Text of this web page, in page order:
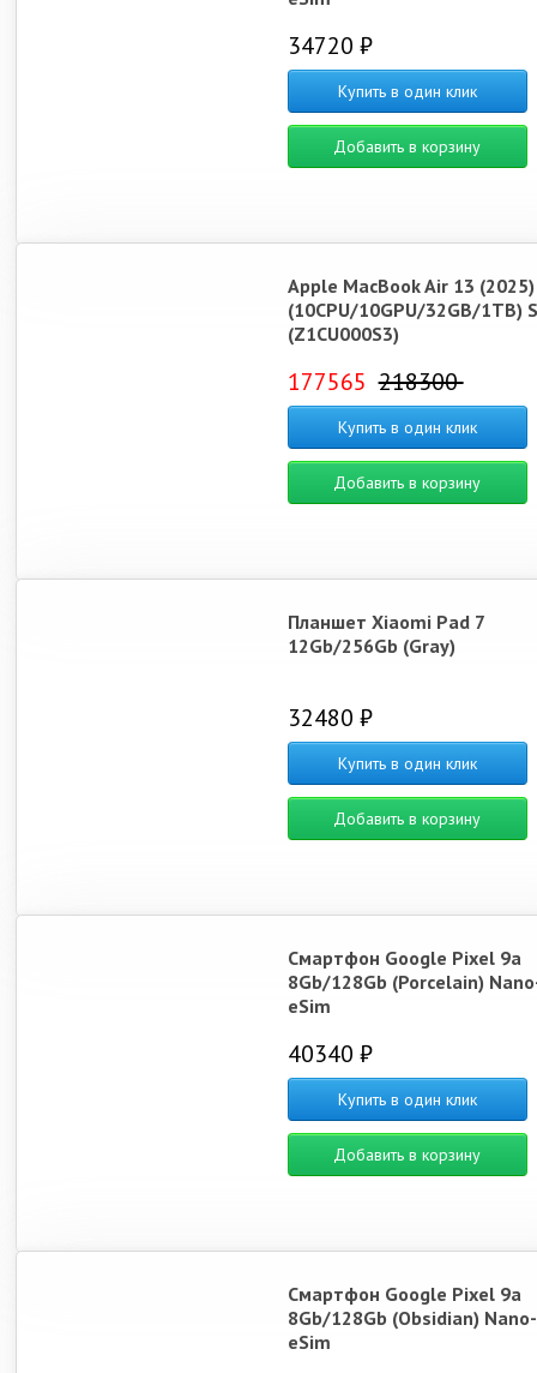
34720 ₽
Купить в один клик
Добавить в корзину
Apple MacBook Air 13
(10CPU/10GPU/32GB/1TB)
(Z1CU000S3)
177565 218300
Купить в один клик
Добавить в корзину
Планшет Xiaomi Pad 7
12Gb/256Gb (Gray)
32480 ₽
Купить в один клик
Добавить в корзину
Смартфон Google Pixel 9a
8Gb/128Gb (Porcelain)
eSim
40340 ₽
Купить в один клик
Добавить в корзину
Смартфон Google Pixel 9a
8Gb/128Gb (Obsidian)
eSim